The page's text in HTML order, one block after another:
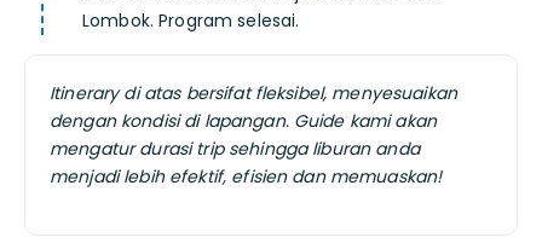
Lombok. Program selesai.
Itinerary di atas bersifat fleksibel, menyesuaikan
dengan kondisi di lapangan. Guide kami akan
mengatur durasi trip sehingga liburan anda
menjadi lebih efektif, efisien dan memuaskan!